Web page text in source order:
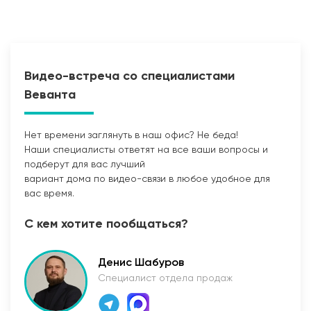
Видео-встреча со специалистами
Веванта
Нет времени заглянуть в наш офис? Не беда!
Наши специалисты ответят на все ваши вопросы и
подберут для вас лучший
вариант дома по видео-связи в любое удобное для
вас время.
С кем хотите пообщаться?
Денис Шабуров
Специалист отдела продаж